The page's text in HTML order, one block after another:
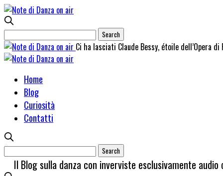
Ci ha lasciati Claude Bessy, étoile dell’Opera
Home
Blog
Curiosità
Contatti
Il Blog sulla danza con inverviste esclusivamente audio